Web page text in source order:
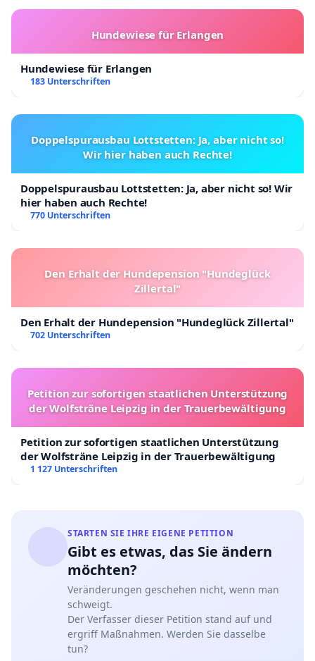
Hundewiese für Erlangen
Hundewiese für Erlangen
183 Unterschriften
Doppelspurausbau Lottstetten: Ja, aber nicht so!
Wir hier haben auch Rechte!
Doppelspurausbau Lottstetten: Ja, aber nicht so! Wir
hier haben auch Rechte!
770 Unterschriften
Den Erhalt der Hundepension "Hundeglück
Zillertal"
Den Erhalt der Hundepension "Hundeglück Zillertal"
702 Unterschriften
Petition zur sofortigen staatlichen Unterstützung
der Wolfsträne Leipzig in der Trauerbewältigung
Petition zur sofortigen staatlichen Unterstützung
der Wolfsträne Leipzig in der Trauerbewältigung
1 127 Unterschriften
STARTEN SIE IHRE EIGENE PETITION
Gibt es etwas, das Sie ändern
möchten?
Veränderungen geschehen nicht, wenn man
schweigt.
Der Verfasser dieser Petition stand auf und
ergriff Maßnahmen. Werden Sie dasselbe
tun?